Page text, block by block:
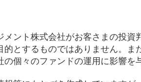
ント株式会社がお客さまの投資
とするものではありません。
個々のファンドの運用に影響を